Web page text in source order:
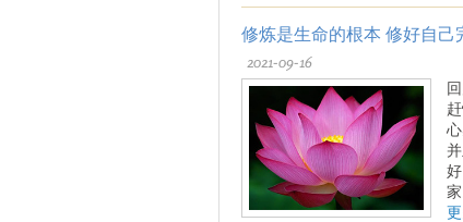
修炼是生命的根本 修好自己
2021-09-16
家